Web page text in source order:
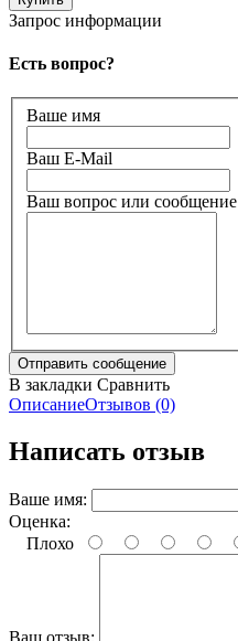
Запрос информации
Есть вопрос?
Ваше имя
Ваш E-Mail
Ваш вопрос или сообщение
В закладки Сравнить
ОписаниеОтзывов (0)
Написать отзыв
Ваше имя:
Оценка:
Плохо
Ваш отзыв: